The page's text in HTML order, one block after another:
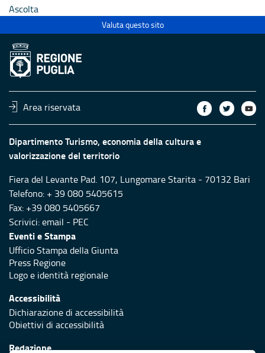
Ascolta
Valuta questo sito
Area riservata
Dipartimento Turismo, economia della cultura e
valorizzazione del territorio
Fiera del Levante Pad. 107, Lungomare Starita - 70132 Bari
Telefono: + 39 080 5405615
Fax: +39 080 5405667
Scrivici:email - PEC
Eventi e Stampa
Ufficio Stampa della Giunta
Press Regione
Logo e identità regionale
Accessibilità
Dichiarazione di accessibilità
Obiettivi di accessibilità
Redazione